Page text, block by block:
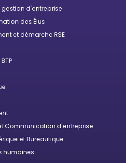
d'entreprise
des Élus
et démarche RSE
Communication d'entreprise
et Bureautique
humaines